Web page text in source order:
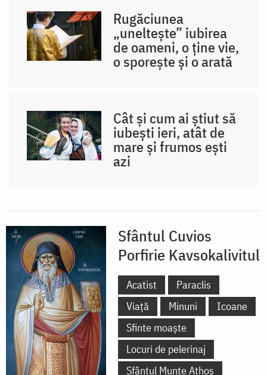
Rugăciunea
„uneltește” iubirea
de oameni, o ține vie,
o sporește și o arată
Cât și cum ai știut să
iubești ieri, atât de
mare și frumos ești
azi
Sfântul Cuvios
Porfirie Kavsokalivitul
Acatist
Paraclis
Viață
Minuni
Icoane
Sfinte moaște
Locuri de pelerinaj
Sfântul Munte Athos